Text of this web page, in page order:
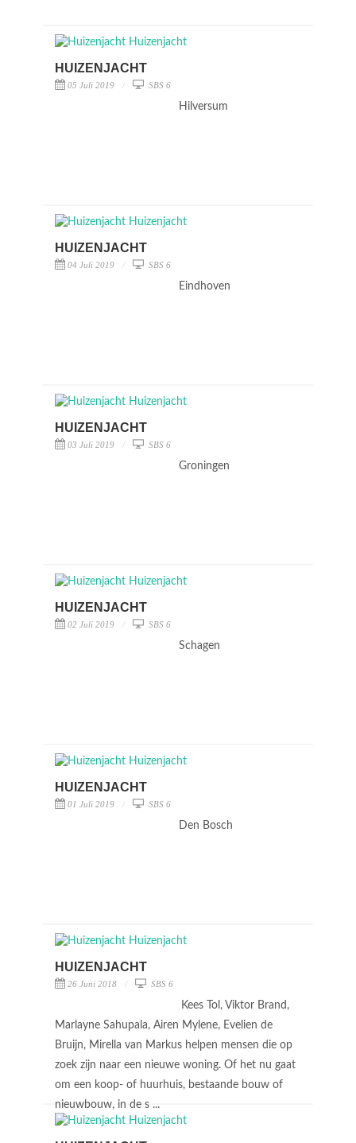
HUIZENJACHT
05 Juli 2019 SBS 6
Hilversum
HUIZENJACHT
04 Juli 2019 SBS 6
Eindhoven
HUIZENJACHT
03 Juli 2019 SBS 6
Groningen
HUIZENJACHT
02 Juli 2019 SBS 6
Schagen
HUIZENJACHT
01 Juli 2019 SBS 6
Den Bosch
HUIZENJACHT
26 Juni 2018 SBS 6
Kees Tol, Viktor Brand,
Marlayne Sahupala, Airen Mylene, Evelien de
Bruijn, Mirella van Markus helpen mensen die op
zoek zijn naar een nieuwe woning. Of het nu gaat
om een koop- of huurhuis, bestaande bouw of
nieuwbouw, in de s ...